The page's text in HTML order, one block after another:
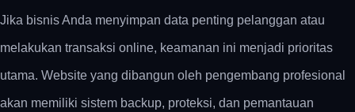
Jika bisnis Anda menyimpan data penting pelanggan atau
melakukan transaksi online, keamanan ini menjadi prioritas
utama. Website yang dibangun oleh pengembang profesional
akan memiliki sistem backup, proteksi, dan pemantauan